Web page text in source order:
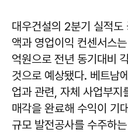
대우건설의 2분기 실적
액과 영업이익 컨센서스
억원으로 전년 동기대비
것으로 예상됐다. 베트남
업과 관련, 자체 사업부
매각을 완료해 수익이 기
규모 발전공사를 수주하